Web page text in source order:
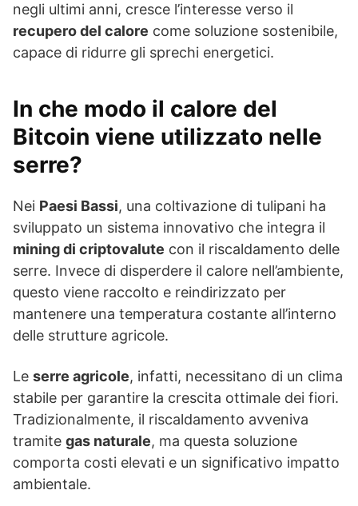
negli ultimi anni, cresce l’interesse verso il
recupero del calore come soluzione sostenibile,
capace di ridurre gli sprechi energetici.
In che modo il calore del
Bitcoin viene utilizzato nelle
serre?
Nei Paesi Bassi, una coltivazione di tulipani ha
sviluppato un sistema innovativo che integra il
mining di criptovalute con il riscaldamento delle
serre. Invece di disperdere il calore nell’ambiente,
questo viene raccolto e reindirizzato per
mantenere una temperatura costante all’interno
delle strutture agricole.
Le serre agricole, infatti, necessitano di un clima
stabile per garantire la crescita ottimale dei fiori.
Tradizionalmente, il riscaldamento avveniva
tramite gas naturale, ma questa soluzione
comporta costi elevati e un significativo impatto
ambientale.